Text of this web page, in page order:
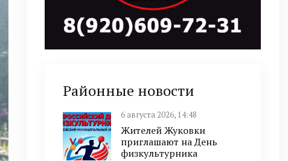
Районные новости
6 августа 2026, 14:48
Жителей Жуковки
приглашают на День
физкультурника